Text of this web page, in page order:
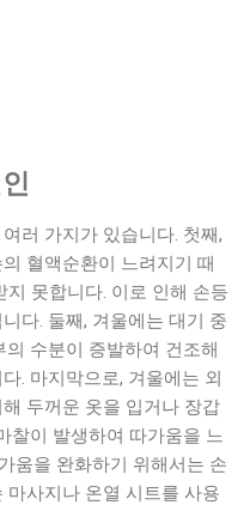
러 가지가 있습니다. 첫째,
혈액순환이 느려지기 때
못합니다. 이로 인해 손등
다. 둘째, 겨울에는 대기 중
수분이 증발하여 건조해
. 마지막으로, 겨울에는 외
두꺼운 옷을 입거나 장갑
찰이 발생하여 따가움을 느
움을 완화하기 위해서는 손
사지나 온열 시트를 사용